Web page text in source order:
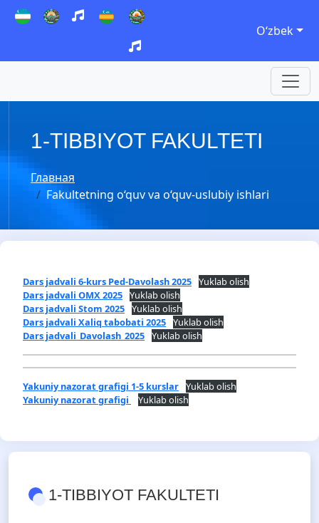
Oʻzbek
1-TIBBIYOT FAKULTETI
Главная
Fakultetning o‘quv va o‘quv-uslubiy ishlari
Dars jadvali 6-kurs Ped-Davolash 2025 Yuklab olish
Dars jadvali OMX 2025 Yuklab olish
Dars jadvali Stom 2025 Yuklab olish
Dars jadvali Xaliq tabobati 2025 Yuklab olish
Dars jadvali_Davolash_2025 Yuklab olish
Yakuniy nazorat grafigi 1-5 kurslar Yuklab olish
Yakuniy nazorat grafigi
Yuklab olish
1-TIBBIYOT FAKULTETI